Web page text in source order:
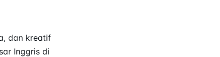
dan kreatif
Inggris di